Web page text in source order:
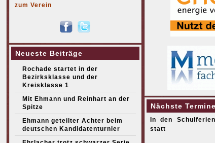
zum Verein
Neueste Beiträge
Rochade startet in der
Bezirksklasse und der
Kreisklasse 1
Mit Ehmann und Reinhart an der
Spitze
Ehmann geteilter Achter beim
deutschen Kandidatenturnier
Nächste Termine
In den
statt